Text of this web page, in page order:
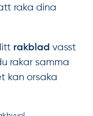
raka dina
rakblad vasst
rakar samma
kan orsaka